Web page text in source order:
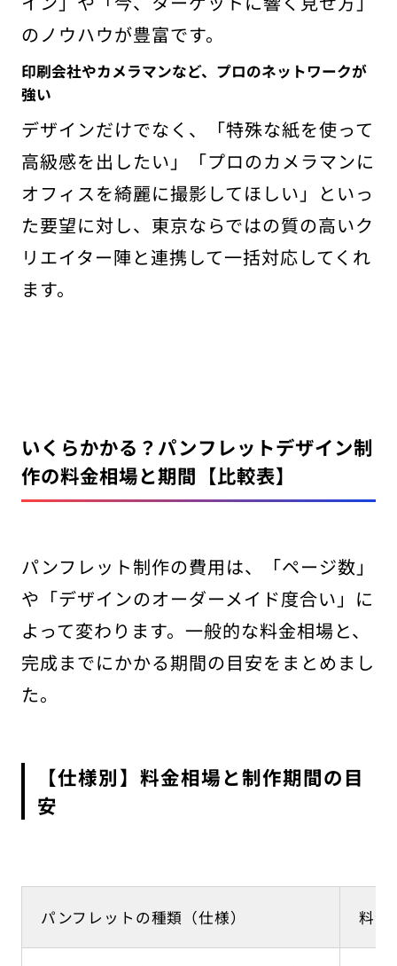
のノウハウが豊富です。
印刷会社やカメラマンなど、プロのネットワークが
強い
デザインだけでなく、「特殊な紙を使って
高級感を出したい」「プロのカメラマンに
オフィスを綺麗に撮影してほしい」といっ
た要望に対し、東京ならではの質の高いク
リエイター陣と連携して一括対応してくれ
ます。
いくらかかる？パンフレットデザイン制
作の料金相場と期間【比較表】
パンフレット制作の費用は、「ページ数」
や「デザインのオーダーメイド度合い」に
よって変わります。一般的な料金相場と、
完成までにかかる期間の目安をまとめまし
た。
【仕様別】料金相場と制作期間の目
安
パンフレットの種類（仕様） 料金